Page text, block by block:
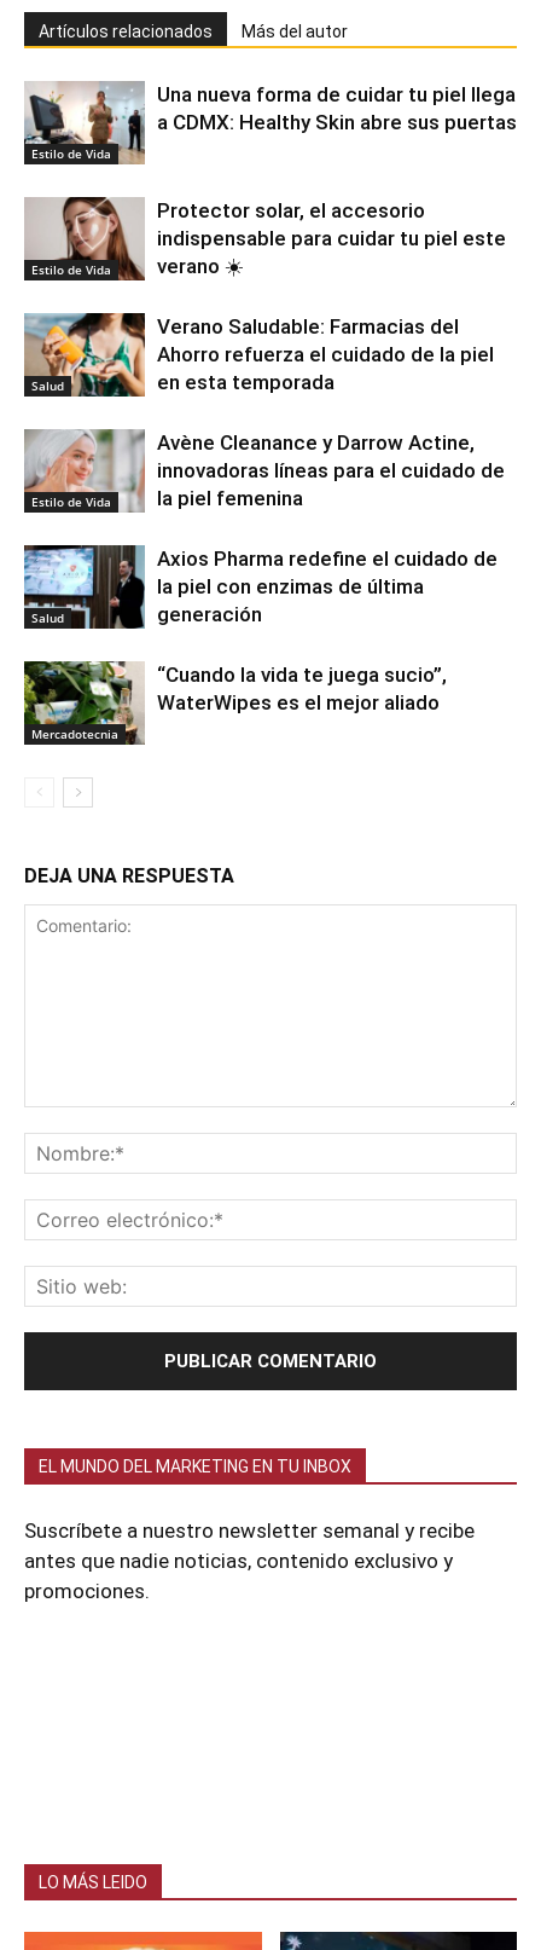
Artículos relacionados Más del autor
Estilo de Vida
Una nueva forma de cuidar tu piel llega
a CDMX: Healthy Skin abre sus puertas
Estilo de Vida
Protector solar, el accesorio
indispensable para cuidar tu piel este
verano ☀️
Salud
Verano Saludable: Farmacias del
Ahorro refuerza el cuidado de la piel
en esta temporada
Estilo de Vida
Avène Cleanance y Darrow Actine,
innovadoras líneas para el cuidado de
la piel femenina
Salud
Axios Pharma redefine el cuidado de
la piel con enzimas de última
generación
Mercadotecnia
“Cuando la vida te juega sucio”,
WaterWipes es el mejor aliado
DEJA UNA RESPUESTA
EL MUNDO DEL MARKETING EN TU INBOX
Suscríbete a nuestro newsletter semanal y recibe
antes que nadie noticias, contenido exclusivo y
promociones.
LO MÁS LEIDO